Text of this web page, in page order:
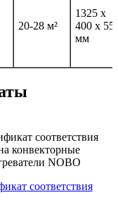
20-28 м²
1325 x
400 x 55
мм
соответствия